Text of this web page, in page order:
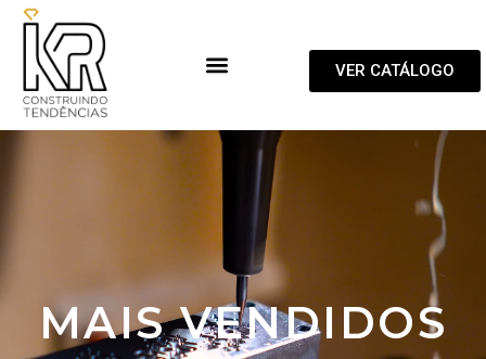
VER CATÁLOGO
MAIS VENDIDOS